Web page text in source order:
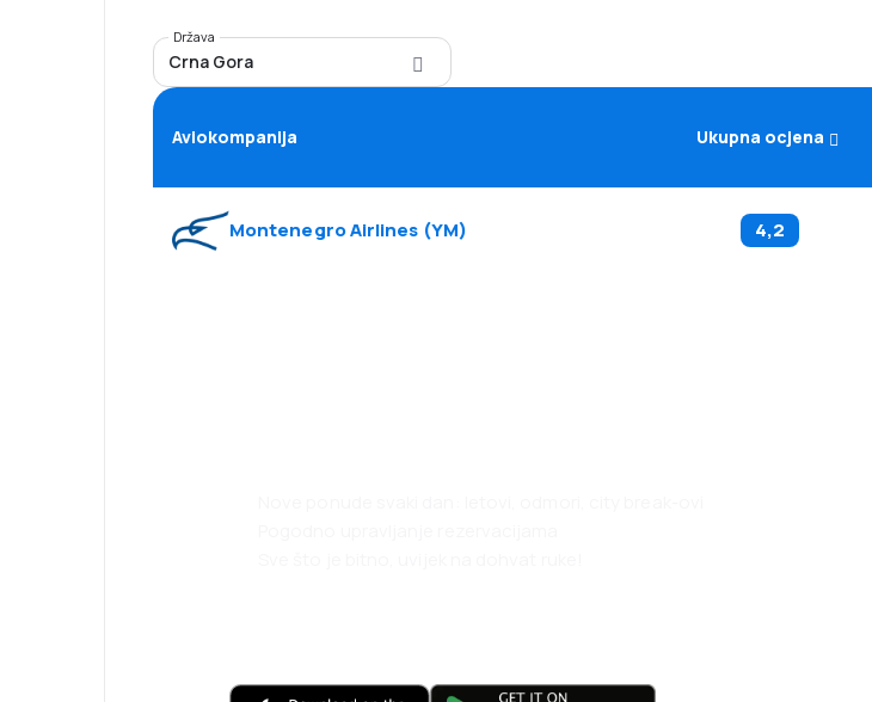
Država
Crna Gora
Aviokompanija Ukupna ocjena
Montenegro Airlines (YM) 4,2